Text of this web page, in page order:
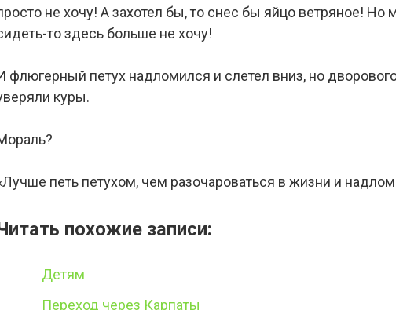
не хочу! А захотел бы, то снес бы яйцо ветряное! Но
то здесь больше не хочу!
флюгерный петух надломился и слетел вниз, но
куры.
петь петухом, чем разочароваться в жизни и
похожие записи:
Детям
Переход через Карпаты